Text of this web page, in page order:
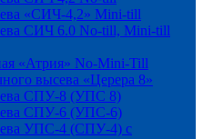
«СИЧ-4,2» Mini-till
СИЧ 6.0 No-till, Mini-till
«Атрия» No-Mini-Till
высева «Церера 8»
СПУ-8 (УПС 8)
СПУ-6 (УПС-6)
УПС-4 (СПУ-4) с